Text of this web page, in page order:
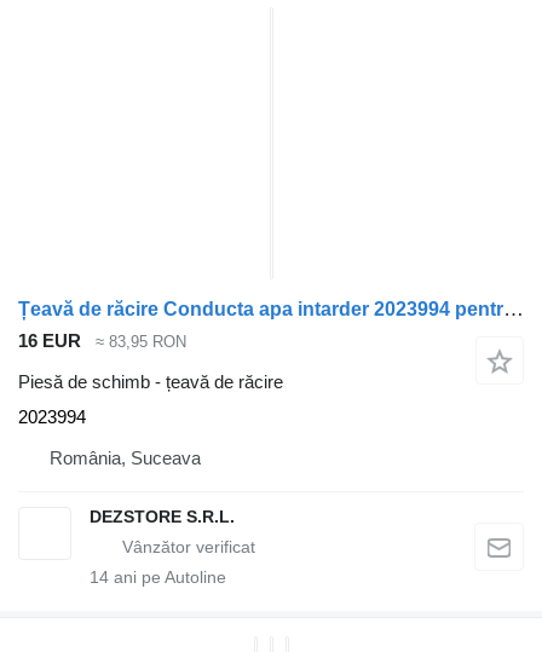
Țeavă de răcire Conducta apa intarder 2023994 pentru cap tractor Scania R
16 EUR ≈ 83,95 RON
Piesă de schimb - țeavă de răcire
2023994
România, Suceava
DEZSTORE S.R.L.
14 ani pe Autoline